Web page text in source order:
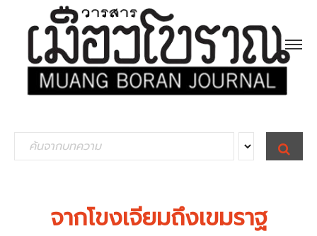
e
S
E
A
จากโขงเจียมถึงเขมราฐ